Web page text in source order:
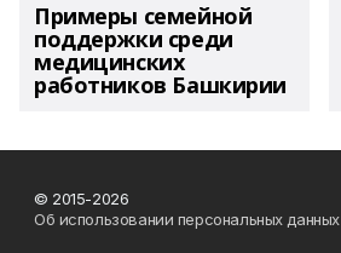
Примеры семейной
поддержки среди
медицинских
работников Башкирии
© 2015-2026
Об использовании персональных данных